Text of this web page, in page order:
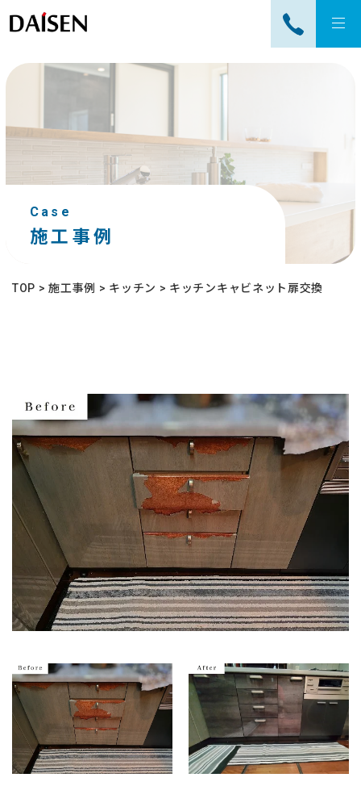
Case
施工事例
TOP >施工事例 > キッチン > キッチンキャビネット扉交換